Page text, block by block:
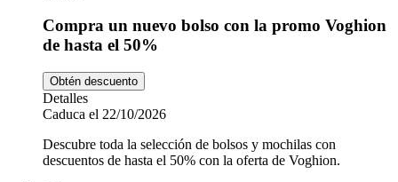
Compra un nuevo bolso con la promo Voghion
de hasta el 50%
Obtén descuento
Detalles
Caduca el 22/10/2026
Descubre toda la selección de bolsos y mochilas con
descuentos de hasta el 50% con la oferta de Voghion.